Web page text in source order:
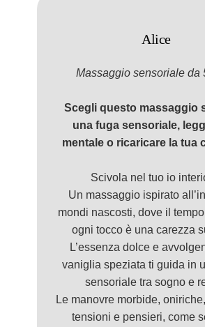
Alice
Massaggio sensoriale da
Scegli questo massaggio
una fuga sensoriale,
mentale o ricaricare la tua
Scivola nel tuo io
Un massaggio ispirato
mondi nascosti, dove il
ogni tocco è una carezza
L’essenza dolce e
vaniglia speziata ti guida in
sensoriale tra sogno e
Le manovre morbide,
tensioni e pensieri, come